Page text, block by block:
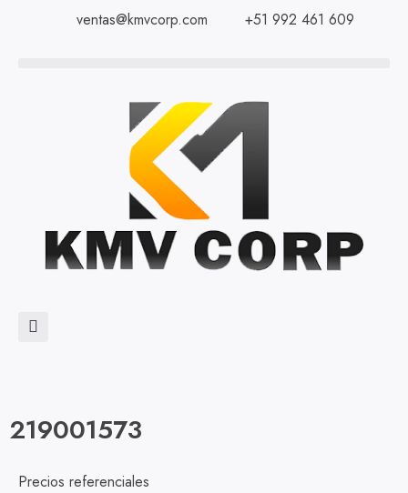
ventas@kmvcorp.com +51 992 461 609
219001573
Precios referenciales